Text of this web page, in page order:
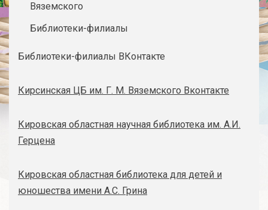
Вяземского
Библиотеки-филиалы
Библиотеки-филиалы ВКонтакте
Кирсинская ЦБ им. Г. М. Вяземского Вконтакте
Кировская областная научная библиотека им. А.И.
Герцена
Кировская областная библиотека для детей и
юношества имени А.С. Грина